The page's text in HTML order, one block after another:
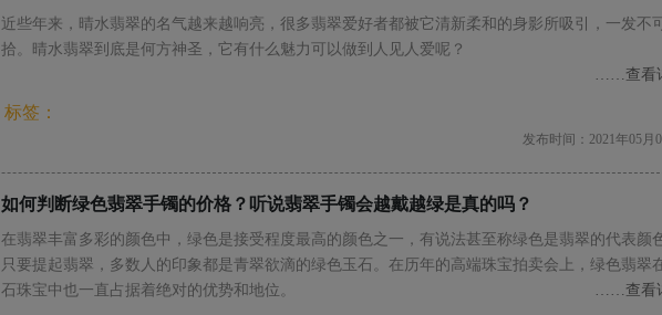
近些年来，晴水翡翠的名气越来越响亮，很多翡翠爱好者都被它清新柔和的身影所吸引，一发不
拾。晴水翡翠到底是何方神圣，它有什么魅力可以做到人见人爱呢？
……查看
标签：
发布时间：2021年05月
如何判断绿色翡翠手镯的价格？听说翡翠手镯会越戴越绿是真的吗？
在翡翠丰富多彩的颜色中，绿色是接受程度最高的颜色之一，有说法甚至称绿色是翡翠的代表颜
只要提起翡翠，多数人的印象都是青翠欲滴的绿色玉石。在历年的高端珠宝拍卖会上，绿色翡翠
石珠宝中也一直占据着绝对的优势和地位。
……查看